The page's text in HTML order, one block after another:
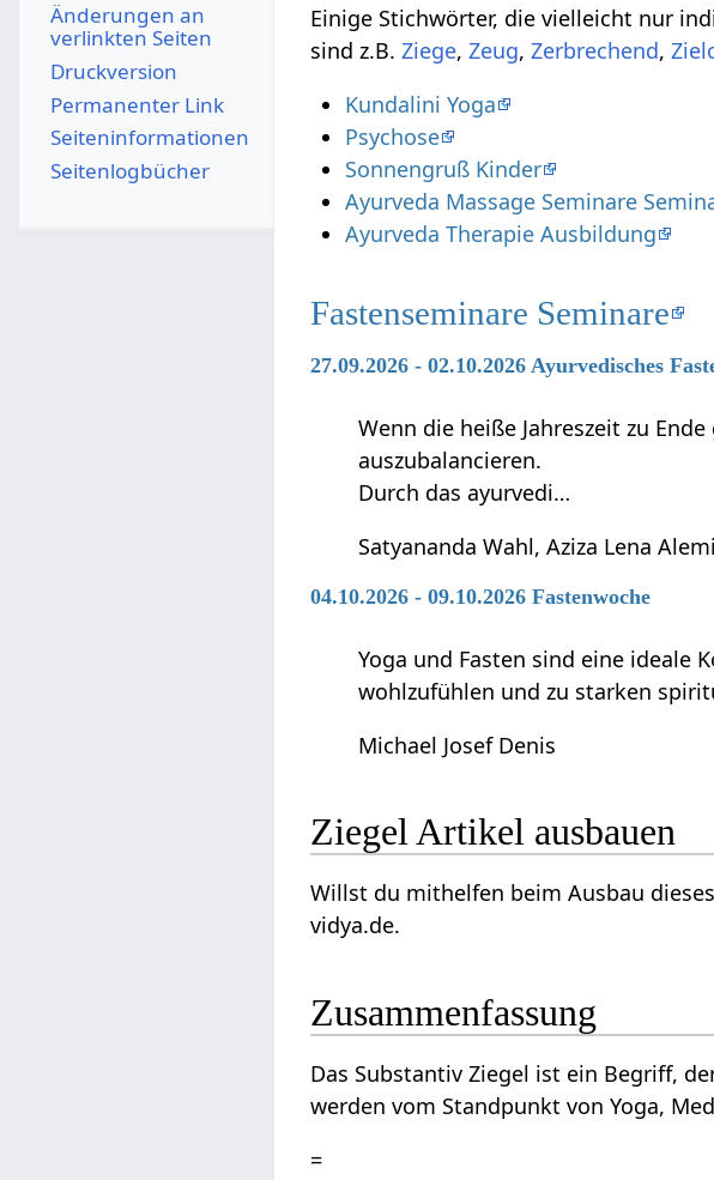
Einige Stichwörter, die vielleicht nur indirekt in Beziehung
sind z.B.
, , ,
Kundalini Yoga
Psychose
Sonnengruß Kinder
Ayurveda Massage Seminare
Ayurveda Therapie Ausbildung
Fastenseminare Seminare
27.09.2026 - 02.10.2026 Ayurvedisches
Wenn die heiße Jahreszeit zu
auszubalancieren.
Durch das ayurvedi…
Satyananda Wahl, Aziza Lena Alemi
04.10.2026 - 09.10.2026 Fastenwoche
Yoga und Fasten sind eine ideale
wohlzufühlen und zu starken
Michael Josef Denis
Ziegel‏‎ Artikel ausbauen
Willst du mithelfen beim Ausbau dieses Artikels zu Ziegel‏‎ ? Wir freuen uns über
vidya.de.
Zusammenfassung
Das Substantiv Ziegel‏‎ ist ein Begriff, der in Zusammenhang steht mit Wirtschaft und Produkte und kann interpretiert
werden vom Standpunkt von Yoga,
=
Änderungen an
verlinkten Seiten
Druckversion
Permanenter Link
Seiten­­informationen
Seitenlogbücher